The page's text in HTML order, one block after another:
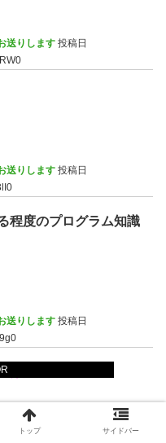
送りします 投稿日
送りします 投稿日
程度のプログラム知識
送りします 投稿日
は語学力。
送りします
トップ サイドバー